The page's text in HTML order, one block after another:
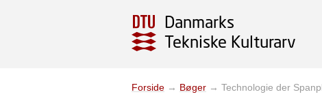
Danmarks
Tekniske Kulturarv
Forside → Bøger → Technologie der